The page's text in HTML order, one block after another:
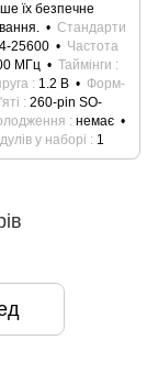
їх безпечне
Стандарти
25600
Частота
МГц
Таймінги
1.2 В
Форм-
260-pin SO-
немає
у наборі
1